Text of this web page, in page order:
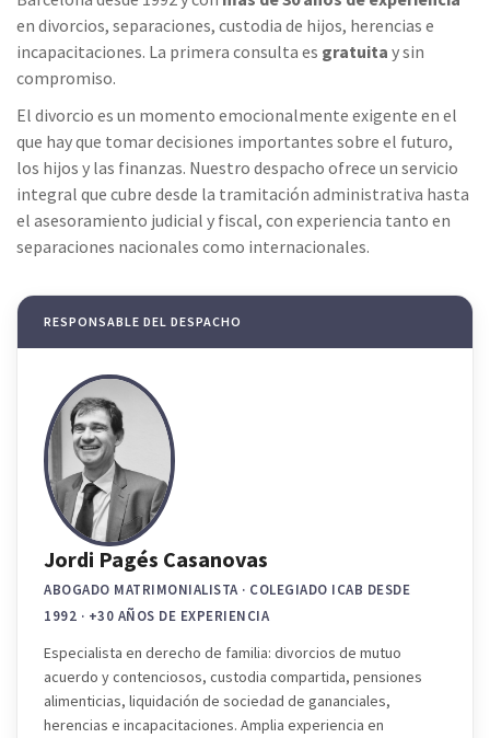
en divorcios, separaciones, custodia de hijos, herencias e
incapacitaciones. La primera consulta es gratuita y sin
compromiso.
El divorcio es un momento emocionalmente exigente en el
que hay que tomar decisiones importantes sobre el futuro,
los hijos y las finanzas. Nuestro despacho ofrece un servicio
integral que cubre desde la tramitación administrativa hasta
el asesoramiento judicial y fiscal, con experiencia tanto en
separaciones nacionales como internacionales.
RESPONSABLE DEL DESPACHO
Jordi Pagés Casanovas
ABOGADO MATRIMONIALISTA · COLEGIADO ICAB DESDE
1992 · +30 AÑOS DE EXPERIENCIA
Especialista en derecho de familia: divorcios de mutuo
acuerdo y contenciosos, custodia compartida, pensiones
alimenticias, liquidación de sociedad de gananciales,
herencias e incapacitaciones. Amplia experiencia en